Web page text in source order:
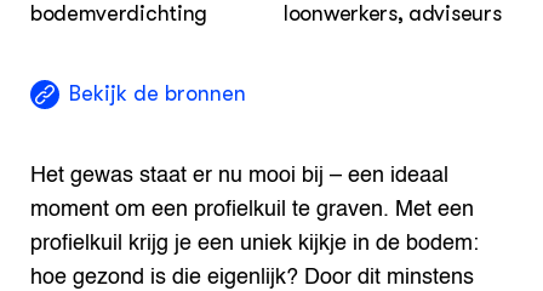
bodemverdichting
loonwerkers, adviseurs
Bekijk de bronnen
Het gewas staat er nu mooi bij – een ideaal
moment om een profielkuil te graven. Met een
profielkuil krijg je een uniek kijkje in de bodem:
hoe gezond is die eigenlijk? Door dit minstens